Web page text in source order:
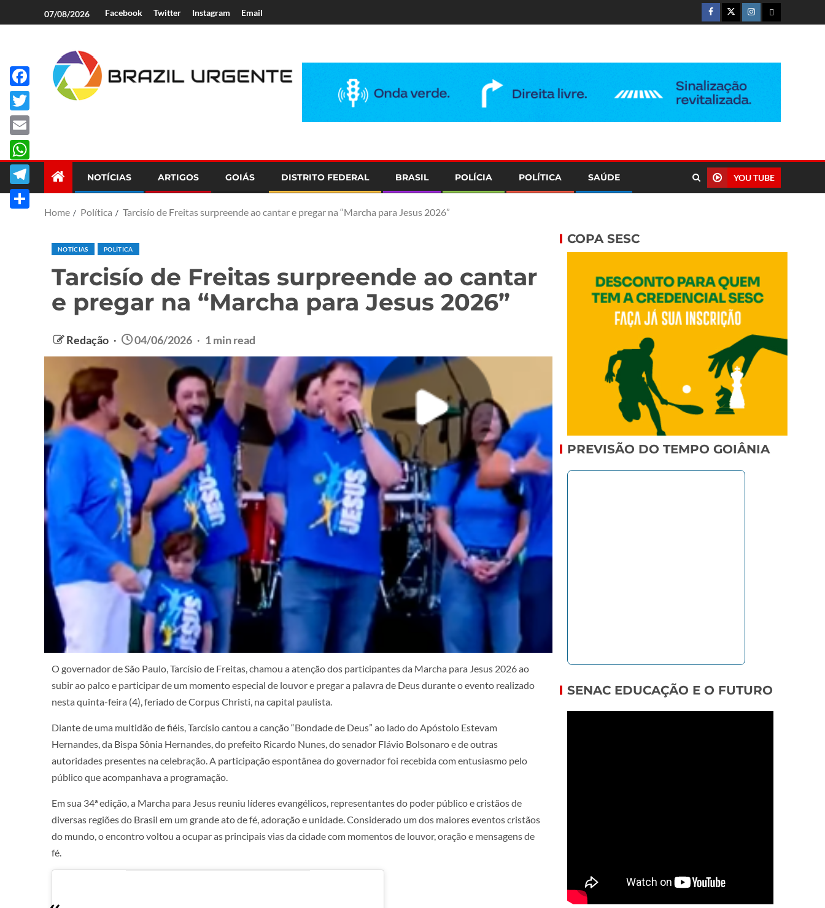
07/08/2026 Facebook Twitter Instagram Email
NOTÍCIAS ARTIGOS GOIÁS DISTRITO FEDERAL BRASIL POLÍCIA POLÍTICA SAÚDE YOU TUBE
Home Política Tarcisío de Freitas surpreende ao cantar e pregar na “Marcha para Jesus 2026”
NOTÍCIAS POLÍTICA
Tarcisío de Freitas surpreende ao cantar
e pregar na “Marcha para Jesus 2026”
Redação 04/06/2026 1 min read
O governador de São Paulo, Tarcísio de Freitas, chamou a atenção dos participantes da Marcha para Jesus 2026 ao
subir ao palco e participar de um momento especial de louvor e pregar a palavra de Deus durante o evento realizado
nesta quinta-feira (4), feriado de Corpus Christi, na capital paulista.
Diante de uma multidão de fiéis, Tarcísio cantou a canção “Bondade de Deus” ao lado do Apóstolo Estevam
Hernandes, da Bispa Sônia Hernandes, do prefeito Ricardo Nunes, do senador Flávio Bolsonaro e de outras
autoridades presentes na celebração. A participação espontânea do governador foi recebida com entusiasmo pelo
público que acompanhava a programação.
Em sua 34ª edição, a Marcha para Jesus reuniu líderes evangélicos, representantes do poder público e cristãos de
diversas regiões do Brasil em um grande ato de fé, adoração e unidade. Considerado um dos maiores eventos cristãos
do mundo, o encontro voltou a ocupar as principais vias da cidade com momentos de louvor, oração e mensagens de
fé.
Facebook
Twitter
Email
WhatsApp
Telegram
COPA SESC
PREVISÃO DO TEMPO GOIÂNIA
SENAC EDUCAÇÃO E O FUTURO